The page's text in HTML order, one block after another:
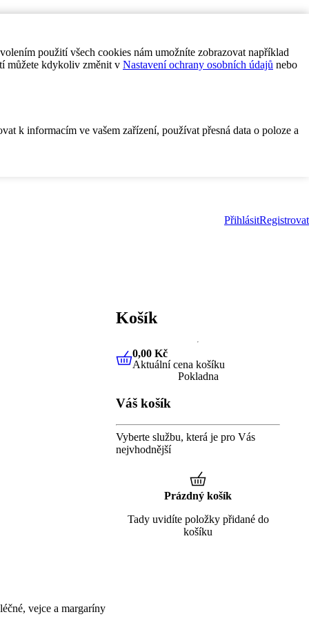
použití všech cookies nám umožníte zobrazovat například
můžete kdykoliv změnit v Nastavení ochrany osobních údajů nebo
k informacím ve vašem zařízení, používat přesná data o poloze a
PřihlásitRegistrovat
vejce a margaríny
Košík
0,00 KčAktuální cena košíku
0,00 Kč
Aktuální cena košíku
Pokladna
Váš košík
Vyberte službu, která je pro Vás
nejvhodnější
Prázdný košík
Tady uvidíte položky přidané do
košíku